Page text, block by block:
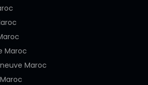
Maroc
Maroc